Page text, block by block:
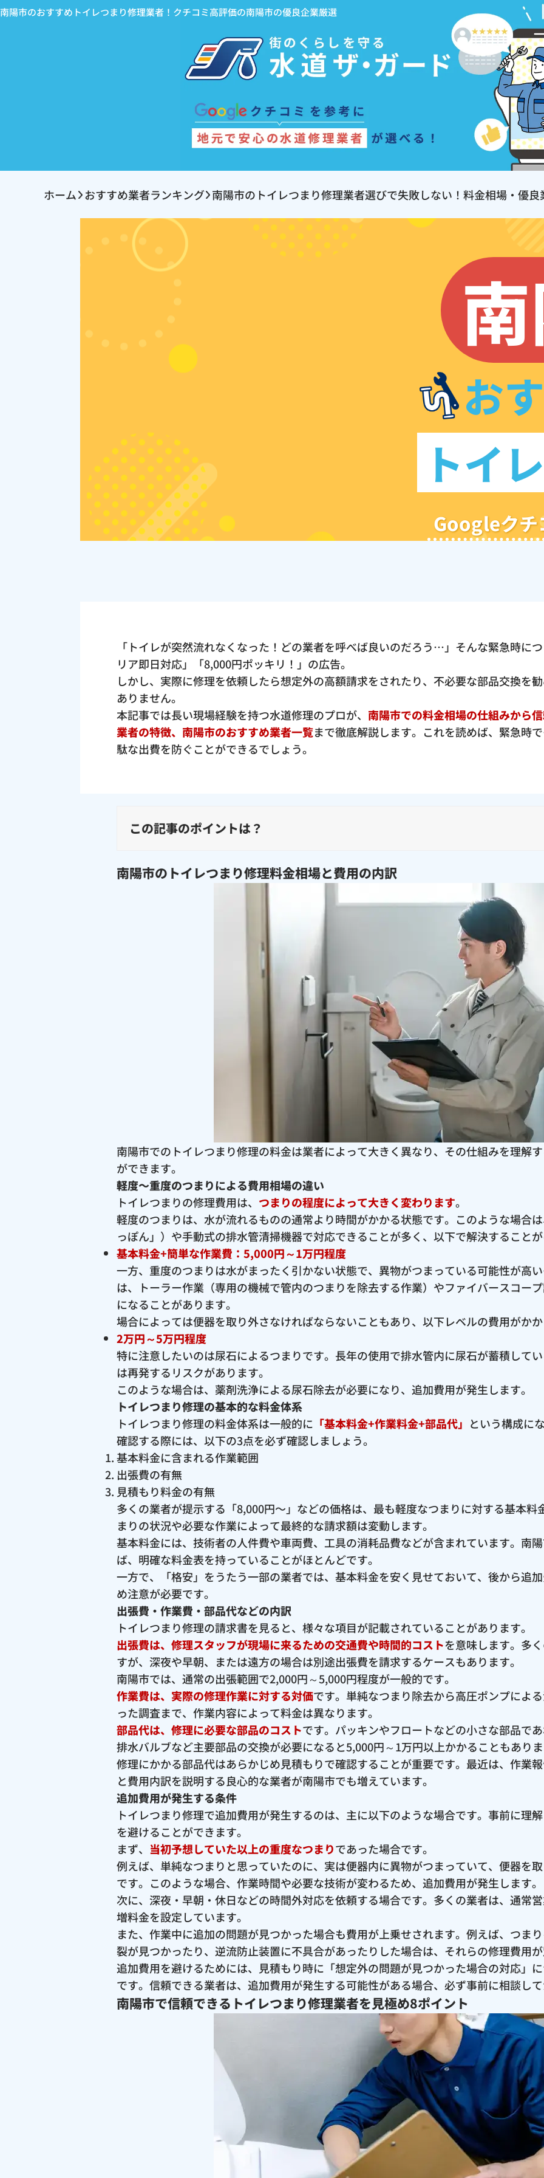
南陽市のおすすめトイレつまり修理業者！クチコミ高評価の南陽市の優良企業厳選
ホーム おすすめ業者ランキング 南陽市のトイレつまり修理業者選びで失敗しない！料金相場・優
お
トイ
Googleクチ
「トイレが突然流れなくなった！どの業者を呼べば良いのだろう…」そんな緊急時に
リア即日対応」「8,000円ポッキリ！」の広告。
しかし、実際に修理を依頼したら想定外の高額請求をされたり、不必要な部品交換を
ありません。
本記事では長い現場経験を持つ水道修理のプロが、 南陽市での料金相場の仕組みから
業者の特徴、南陽市のおすすめ業者一覧まで徹底解説します。これを読めば、緊急時
駄な出費を防ぐことができるでしょう。
この記事のポイントは？
南陽市のトイレつまり修理料金相場と費用の内訳
南陽市でのトイレつまり修理の料金は業者によって大きく異なり、その仕組みを理解
ができます。
軽度〜重度のつまりによる費用相場の違い
トイレつまりの修理費用は、 つまりの程度によって大きく変わります。
軽度のつまりは、水が流れるものの通常より時間がかかる状態です。このような場合
っぽん」）や手動式の排水管清掃機器で対応できることが多く、以下で解決すること
基本料金+簡単な作業費：5,000円～1万円程度
一方、重度のつまりは水がまったく引かない状態で、異物がつまっている可能性が高
は、トーラー作業（専用の機械で管内のつまりを除去する作業）やファイバースコー
になることがあります。
場合によっては便器を取り外さなければならないこともあり、以下レベルの費用がか
2万円～5万円程度
特に注意したいのは尿石によるつまりです。長年の使用で排水管内に尿石が蓄積して
は再発するリスクがあります。
このような場合は、薬剤洗浄による尿石除去が必要になり、追加費用が発生します。
トイレつまり修理の基本的な料金体系
トイレつまり修理の料金体系は一般的に 「基本料金+作業料金+部品代」 という構成に
確認する際には、以下の3点を必ず確認しましょう。
基本料金に含まれる作業範囲
出張費の有無
見積もり料金の有無
多くの業者が提示する「8,000円〜」などの価格は、最も軽度なつまりに対する基本料
まりの状況や必要な作業によって最終的な請求額は変動します。
基本料金には、技術者の人件費や車両費、工具の消耗品費などが含まれています。南
ば、明確な料金表を持っていることがほとんどです。
一方で、「格安」をうたう一部の業者では、基本料金を安く見せておいて、後から追
め注意が必要です。
出張費・作業費・部品代などの内訳
トイレつまり修理の請求書を見ると、様々な項目が記載されていることがあります。
出張費は、修理スタッフが現場に来るための交通費や時間的コストを意味します。多
すが、深夜や早朝、または遠方の場合は別途出張費を請求するケースもあります。
南陽市では、通常の出張範囲で2,000円～5,000円程度が一般的です。
作業費は、実際の修理作業に対する対価です。単純なつまり除去から高圧ポンプによ
った調査まで、作業内容によって料金は異なります。
部品代は、修理に必要な部品のコストです。パッキンやフロートなどの小さな部品で
排水バルブなど主要部品の交換が必要になると5,000円～1万円以上かかることもあり
修理にかかる部品代はあらかじめ見積もりで確認することが重要です。最近は、作業
と費用内訳を説明する良心的な業者が南陽市でも増えています。
追加費用が発生する条件
トイレつまり修理で追加費用が発生するのは、主に以下のような場合です。事前に理
を避けることができます。
まず、 当初予想していた以上の重度なつまりであった場合です。
例えば、単純なつまりと思っていたのに、実は便器内に異物がつまっていて、便器を
です。このような場合、作業時間や必要な技術が変わるため、追加費用が発生します。
次に、深夜・早朝・休日などの時間外対応を依頼する場合です。多くの業者は、通常
増料金を設定しています。
また、作業中に追加の問題が見つかった場合も費用が上乗せされます。例えば、つま
裂が見つかったり、逆流防止装置に不具合があったりした場合は、それらの修理費用
追加費用を避けるためには、見積もり時に「想定外の問題が見つかった場合の対応」
です。信頼できる業者は、追加費用が発生する可能性がある場合、必ず事前に相談し
南陽市で信頼できるトイレつまり修理業者を見極め8ポイント